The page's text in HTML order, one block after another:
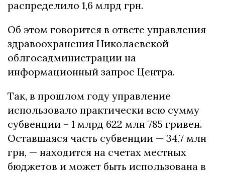
распределило 1,6 млрд грн.
Об этом говорится в ответе управления
здравоохранения Николаевской
облгосадминистрации на
информационный запрос Центра.
Так, в прошлом году управление
использовало практически всю сумму
субвенции – 1 млрд 622 млн 785 гривен.
Оставшаяся часть субвенции — 34,7 млн
грн, — находится на счетах местных
бюджетов и может быть использована в